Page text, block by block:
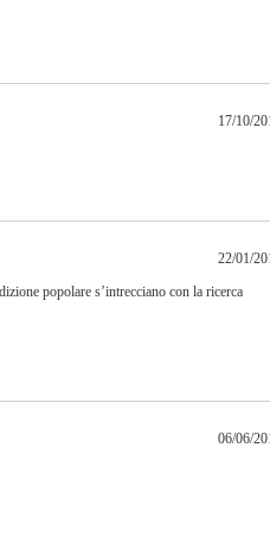
17/10/
22/01/
popolare s’intrecciano con la ricerca
06/06/